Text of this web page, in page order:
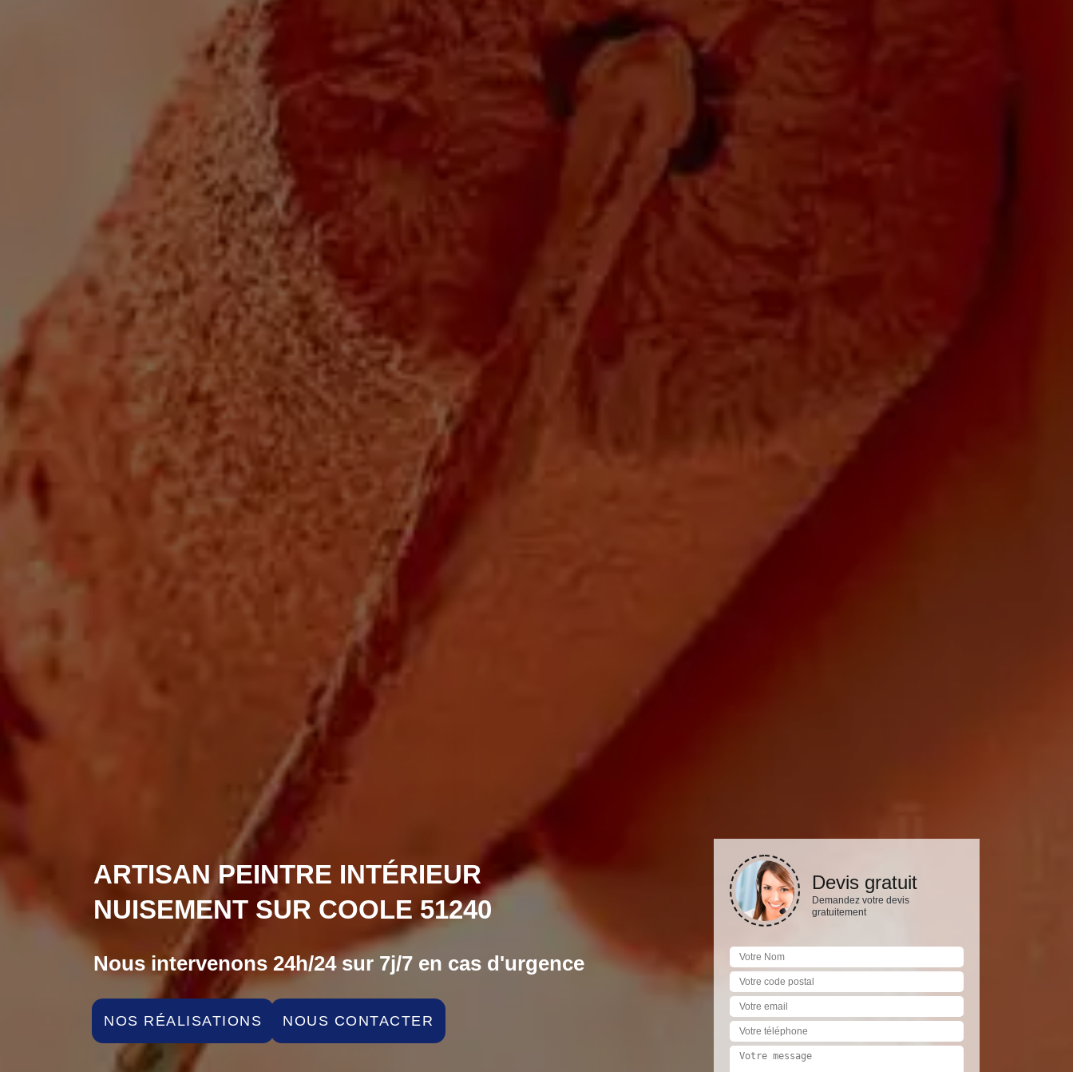
ARTISAN PEINTRE INTÉRIEUR
NUISEMENT SUR COOLE 51240
Nous intervenons 24h/24 sur 7j/7 en cas d'urgence
NOS RÉALISATIONS NOUS CONTACTER
Devis gratuit
Demandez votre devis
gratuitement